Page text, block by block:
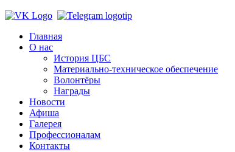
Главная
О нас
История ЦБС
Материально-техническое обеспечение
Волонтёры
Награды
Новости
Афиша
Галерея
Профессионалам
Контакты